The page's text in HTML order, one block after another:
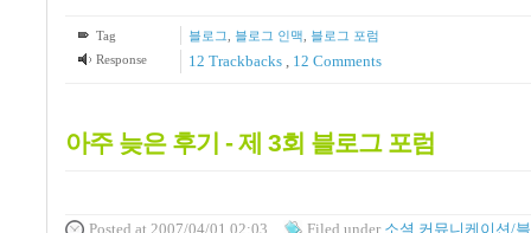
Tag 블로그 블로그 인맥 블로그 포럼
Response
12 Trackbacks 12 Comments
아주 늦은 후기 - 제 3회 블로그 포럼
Posted at 2007/04/01 02:03 Filed under 소셜 커뮤니케이션/